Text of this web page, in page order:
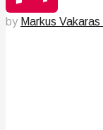
by Markus Vakaras